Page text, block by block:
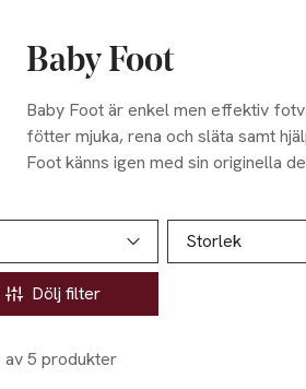
Baby Foot
Baby Foot är enkel men effektiv
fötter mjuka, rena och släta samt
Foot känns igen med sin originella
produktsidan
Storlek
Dölj filter
av 5 produkter
produkter